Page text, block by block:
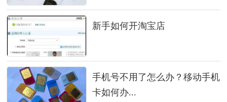
新手如何开淘宝店
手机号不用了怎么办？移动手机
卡如何办...